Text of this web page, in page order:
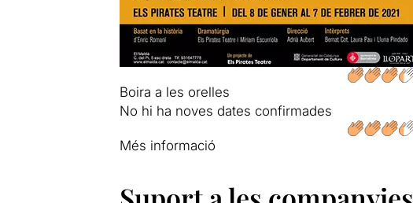
Boira a les orelles
No hi ha noves dates confirmades
Més informació